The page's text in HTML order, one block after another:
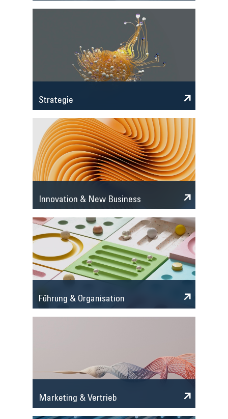
Strategie
Innovation & New Business
Führung & Organisation
Marketing & Vertrieb